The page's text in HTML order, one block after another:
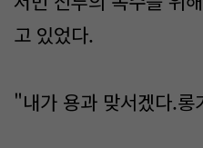
고 있었다.
"내가 용과 맞서겠다.롱